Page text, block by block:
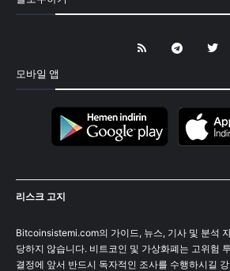
모바일 앱
리스크 고지
Bitcoinsistemi.com의 가이드, 뉴스, 기사 및 분석
당하지 않습니다. 비트코인 및 가상화폐는 고위험
결정에 앞서 반드시 독자적인 조사를 수행하시길